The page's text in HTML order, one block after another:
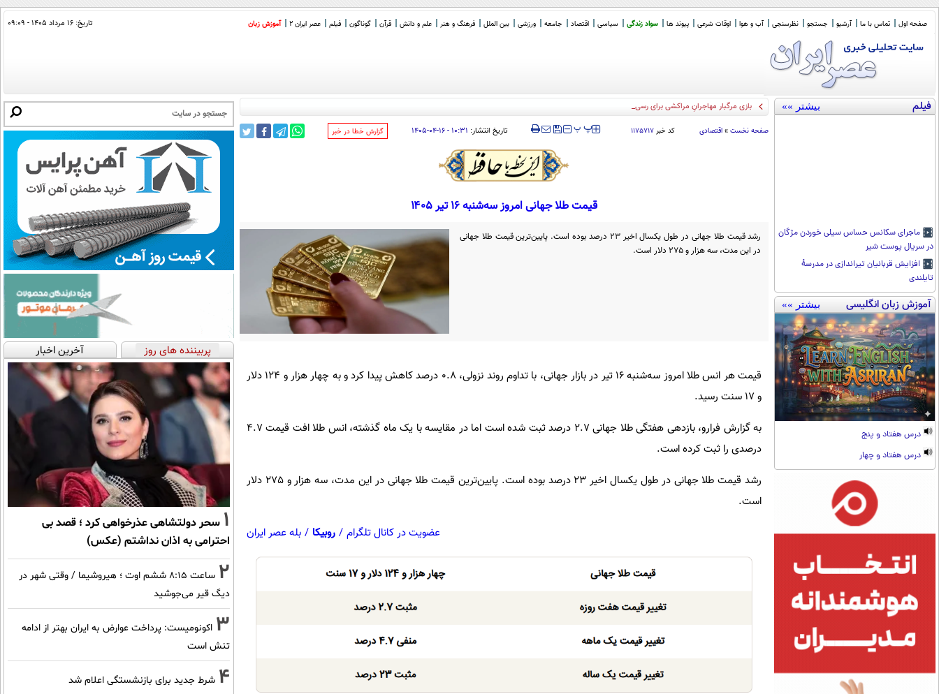
صفحه اول تماس با ما آرشیو جستجو نظرسنجی آب و هوا اوقات شرعی پیوند ها سواد زندگی سیاسی اقتصاد جامعه ورزشی بین الملل فرهنگ و هنر علم و دانش قرآن گوناگون فیلم عصر ایران 2 آموزش زبان تاریخ: ۱۶ مرداد ۱۴۰۵ - ۰۹:۰۹
فیلم بیشتر »»
ماجرای سکانس حساس سیلی خوردن مژگان
در سریال پوست شیر
افزایش قربانیان تیراندازی در مدرسۀ
تایلندی
آموزش زبان انگلیسی بیشتر »»
درس هفتاد و پنج
درس هفتاد و چهار
بازی مرگبار مهاجرانِ مراکشی برای رسیدن به اروپا
صفحه نخست » اقتصادی کد خبر ۱۱۷۵۷۱۷ ‍‍‍ پ پ تاریخ انتشار: ۱۰:۳۱ - ۱۶-۰۴-۱۴۰۵ ‌گزارش خطا در خبر
قیمت طلا جهانی امروز سه‌شنبه ۱۶ تیر ۱۴۰۵
رشد قیمت طلا جهانی در طول یکسال اخیر 23 درصد بوده است. پایین‌ترین قیمت طلا جهانی
در این مدت، سه هزار و 275 دلار است.
قیمت هر انس طلا امروز سه‌شنبه 16 تیر در بازار جهانی، با تداوم روند نزولی، 0.8 درصد کاهش پیدا کرد و به چهار هزار و 124 دلار
و 17 سنت رسید.
به گزارش فرارو، بازدهی هفتگی طلا جهانی 2.7 درصد ثبت شده است اما در مقایسه با یک ماه گذشته، انس طلا افت قیمت 4.7
درصدی را ثبت کرده است.
رشد قیمت طلا جهانی در طول یکسال اخیر 23 درصد بوده است. پایین‌ترین قیمت طلا جهانی در این مدت، سه هزار و 275 دلار
است.
عضویت در کانال تلگرام / روبیکا / بله عصر ایران
پربیننده های روز آخرین اخبار
1 سحر دولتشاهی عذرخواهی کرد ؛ قصد بی
احترامی به اذان نداشتم (عکس)
2
ساعت ۸:۱۵ ششم اوت ؛ هیروشیما / وقتی شهر در
دیگ قیر می‌جوشید
3 اکونومیست: پرداخت عوارض به ایران بهتر از ادامه
تنش است
4 شرط جدید برای بازنشستگی اعلام شد